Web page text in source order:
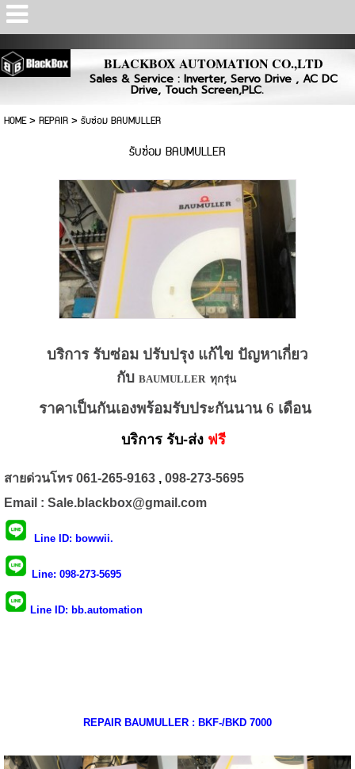
BLACKBOX AUTOMATION CO.,LTD
Sales & Service : Inverter, Servo Drive , AC DC
Drive, Touch Screen,PLC.
HOME>REPAIR>รับซ่อม BAUMULLER
รับซ่อม BAUMULLER
บริการ รับซ่อม ปรับปรุง แก้ไข ปัญหาเกี่ยว
กับ BAUMULLER ทุกรุ่น
ราคาเป็นกันเองพร้อมรับประกันนาน 6 เดือน
บริการ รับ-ส่ง ฟรี
สายด่วนโทร 061-265-9163, 098-273-5695
Email : Sale.blackbox@gmail.com
Line ID: bowwii.
Line: 098-273-5695
Line ID: bb.automation
REPAIR BAUMULLER : BKF-/BKD 7000